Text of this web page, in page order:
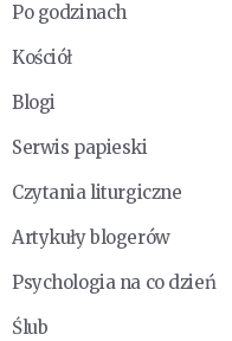
Po godzinach
Kościół
Blogi
Serwis papieski
Czytania liturgiczne
Artykuły blogerów
Psychologia na co dzień
Ślub